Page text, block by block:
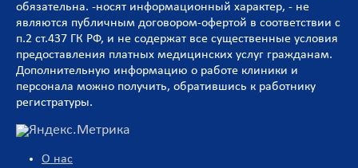
обязательна. -носят информационный характер, - не
являются публичным договором-офертой в соответствии с
п.2 ст.437 ГК РФ, и не содержат все существенные условия
предоставления платных медицинских услуг гражданам.
Дополнительную информацию о работе клиники и
персонала можно получить, обратившись к работнику
регистратуры.
О нас